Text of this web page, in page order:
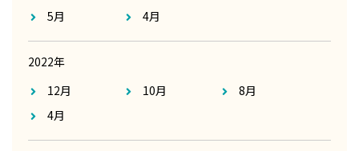
5月
4月
2022年
12月
10月
8月
4月